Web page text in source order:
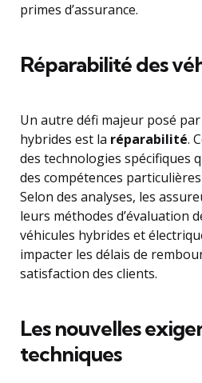
primes d’assurance.
Réparabilité des
Un autre défi majeur posé
hybrides est la réparabilité.
des technologies spécifiques
des compétences
Selon des analyses, les
leurs méthodes d’évaluation
véhicules hybrides et
impacter les délais de
satisfaction des clients.
Les nouvelles
techniques